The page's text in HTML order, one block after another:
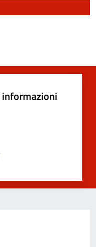
informazioni